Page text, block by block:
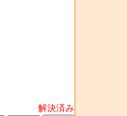
解決済み